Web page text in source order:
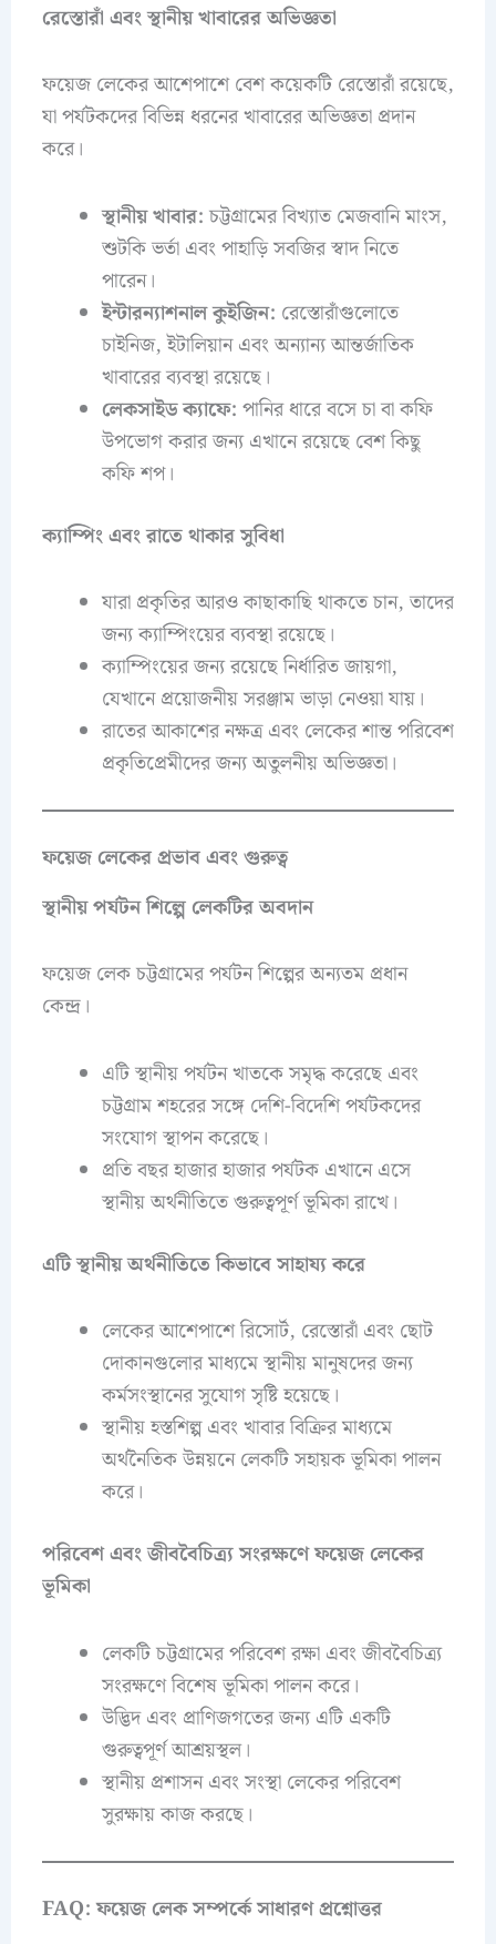
রেস্তোরাঁ এবং স্থানীয় খাবারের অভিজ্ঞতা
ফয়েজ লেকের আশেপাশে বেশ কয়েকটি রেস্তোরাঁ রয়েছে,
যা পর্যটকদের বিভিন্ন ধরনের খাবারের অভিজ্ঞতা প্রদান
করে।
স্থানীয় খাবার: চট্টগ্রামের বিখ্যাত মেজবানি মাংস,
শুটকি ভর্তা এবং পাহাড়ি সবজির স্বাদ নিতে
পারেন।
ইন্টারন্যাশনাল কুইজিন: রেস্তোরাঁগুলোতে
চাইনিজ, ইটালিয়ান এবং অন্যান্য আন্তর্জাতিক
খাবারের ব্যবস্থা রয়েছে।
লেকসাইড ক্যাফে: পানির ধারে বসে চা বা কফি
উপভোগ করার জন্য এখানে রয়েছে বেশ কিছু
কফি শপ।
ক্যাম্পিং এবং রাতে থাকার সুবিধা
যারা প্রকৃতির আরও কাছাকাছি থাকতে চান, তাদের
জন্য ক্যাম্পিংয়ের ব্যবস্থা রয়েছে।
ক্যাম্পিংয়ের জন্য রয়েছে নির্ধারিত জায়গা,
যেখানে প্রয়োজনীয় সরঞ্জাম ভাড়া নেওয়া যায়।
রাতের আকাশের নক্ষত্র এবং লেকের শান্ত পরিবেশ
প্রকৃতিপ্রেমীদের জন্য অতুলনীয় অভিজ্ঞতা।
ফয়েজ লেকের প্রভাব এবং গুরুত্ব
স্থানীয় পর্যটন শিল্পে লেকটির অবদান
ফয়েজ লেক চট্টগ্রামের পর্যটন শিল্পের অন্যতম প্রধান
কেন্দ্র।
এটি স্থানীয় পর্যটন খাতকে সমৃদ্ধ করেছে এবং
চট্টগ্রাম শহরের সঙ্গে দেশি-বিদেশি পর্যটকদের
সংযোগ স্থাপন করেছে।
প্রতি বছর হাজার হাজার পর্যটক এখানে এসে
স্থানীয় অর্থনীতিতে গুরুত্বপূর্ণ ভূমিকা রাখে।
এটি স্থানীয় অর্থনীতিতে কিভাবে সাহায্য করে
লেকের আশেপাশে রিসোর্ট, রেস্তোরাঁ এবং ছোট
দোকানগুলোর মাধ্যমে স্থানীয় মানুষদের জন্য
কর্মসংস্থানের সুযোগ সৃষ্টি হয়েছে।
স্থানীয় হস্তশিল্প এবং খাবার বিক্রির মাধ্যমে
অর্থনৈতিক উন্নয়নে লেকটি সহায়ক ভূমিকা পালন
করে।
পরিবেশ এবং জীববৈচিত্র্য সংরক্ষণে ফয়েজ লেকের
ভূমিকা
লেকটি চট্টগ্রামের পরিবেশ রক্ষা এবং জীববৈচিত্র্য
সংরক্ষণে বিশেষ ভূমিকা পালন করে।
উদ্ভিদ এবং প্রাণিজগতের জন্য এটি একটি
গুরুত্বপূর্ণ আশ্রয়স্থল।
স্থানীয় প্রশাসন এবং সংস্থা লেকের পরিবেশ
সুরক্ষায় কাজ করছে।
FAQ: ফয়েজ লেক সম্পর্কে সাধারণ প্রশ্নোত্তর